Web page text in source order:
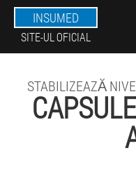
INSUMED
SITE-UL OFICIAL
STABILIZEAZĂ